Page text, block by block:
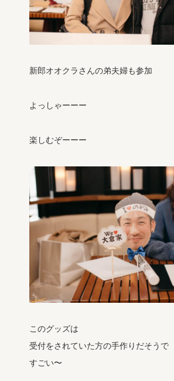
新郎オオクラさんの弟夫婦も参加
よっしゃーーー
楽しむぞーーー
このグッズは
受付をされていた方の手作りだそうで
すごい〜